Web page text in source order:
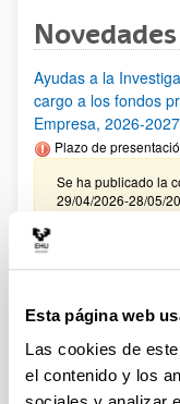
Esta página web
Las cookies de
el contenido y los
Ayudas a la
cargo a los fondos
Empresa, 2026-2027
Plazo de
Se ha publicado la
29/04/2026-28/05/
CONVOCATORIA
"PROGRAMA
Plazo de
Envío de la
2026. Envío resto